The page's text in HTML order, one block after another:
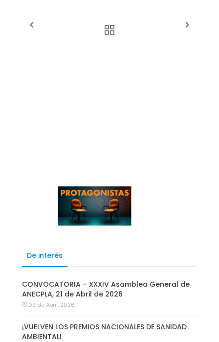
De interés
CONVOCATORIA – XXXIV Asamblea General de
ANECPLA, 21 de Abril de 2026
09 de Abril, 2026
¡VUELVEN LOS PREMIOS NACIONALES DE SANIDAD
AMBIENTAL!